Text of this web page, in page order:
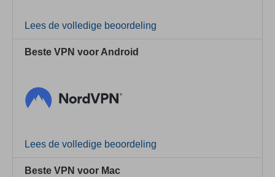
Lees de volledige beoordeling
Beste VPN voor Android
Lees de volledige beoordeling
Beste VPN voor Mac